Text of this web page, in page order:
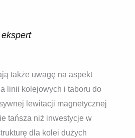
także uwagę na aspekt
linii kolejowych i taboru do
lewitacji magnetycznej
tańsza niż inwestycje w
dla kolei dużych